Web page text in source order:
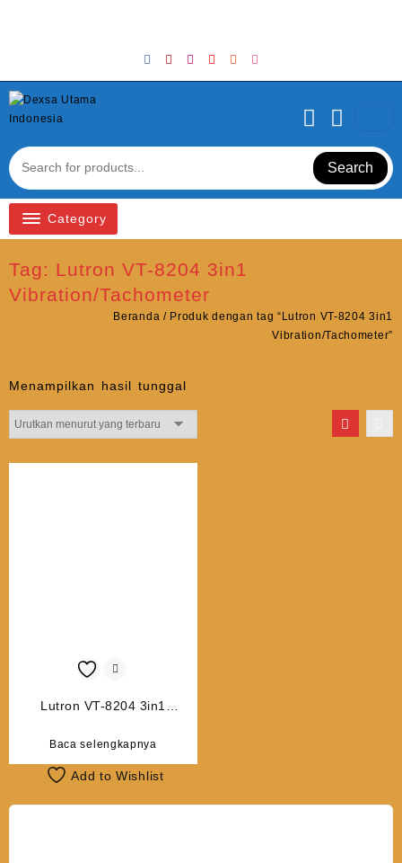
Search
Category
Tag: Lutron VT-8204 3in1
Vibration/Tachometer
Beranda / Produk dengan tag “Lutron VT-8204 3in1
Vibration/Tachometer”
Menampilkan hasil tunggal
Lutron VT-8204 3in1
Baca selengkapnya
Add to Wishlist